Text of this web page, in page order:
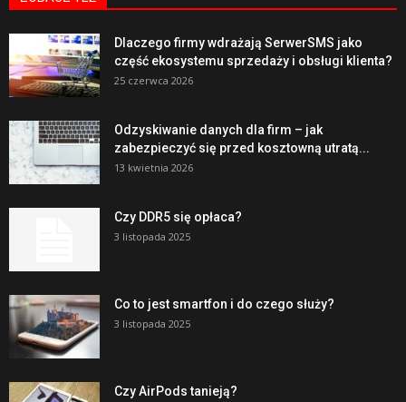
Dlaczego firmy wdrażają SerwerSMS jako
część ekosystemu sprzedaży i obsługi klienta?
25 czerwca 2026
Odzyskiwanie danych dla firm – jak
zabezpieczyć się przed kosztowną utratą...
13 kwietnia 2026
Czy DDR5 się opłaca?
3 listopada 2025
Co to jest smartfon i do czego służy?
3 listopada 2025
Czy AirPods tanieją?